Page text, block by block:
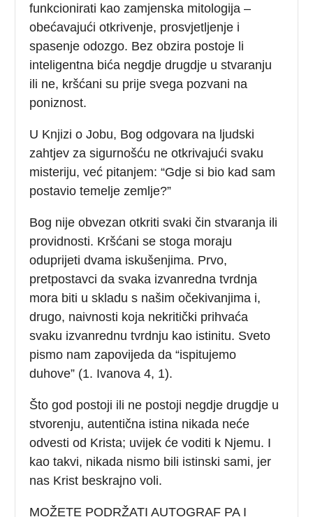
funkcionirati kao zamjenska mitologija –
obećavajući otkrivenje, prosvjetljenje i
spasenje odozgo. Bez obzira postoje li
inteligentna bića negdje drugdje u stvaranju
ili ne, kršćani su prije svega pozvani na
poniznost.
U Knjizi o Jobu, Bog odgovara na ljudski
zahtjev za sigurnošću ne otkrivajući svaku
misteriju, već pitanjem: “Gdje si bio kad sam
postavio temelje zemlje?”
Bog nije obvezan otkriti svaki čin stvaranja ili
providnosti. Kršćani se stoga moraju
oduprijeti dvama iskušenjima. Prvo,
pretpostavci da svaka izvanredna tvrdnja
mora biti u skladu s našim očekivanjima i,
drugo, naivnosti koja nekritički prihvaća
svaku izvanrednu tvrdnju kao istinitu. Sveto
pismo nam zapovijeda da “ispitujemo
duhove” (1. Ivanova 4, 1).
Što god postoji ili ne postoji negdje drugdje u
stvorenju, autentična istina nikada neće
odvesti od Krista; uvijek će voditi k Njemu. I
kao takvi, nikada nismo bili istinski sami, jer
nas Krist beskrajno voli.
MOŽETE PODRŽATI AUTOGRAF PA I